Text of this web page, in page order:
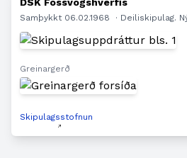
Samþykkt 06.02.1968 · Deiliskipulag.
Greinargerð
Skipulagsstofnun